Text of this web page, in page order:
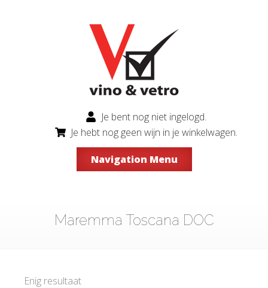
Je bent nog niet ingelogd.
Je hebt nog geen wijn in je winkelwagen.
Navigation Menu
Maremma Toscana DOC
Enig resultaat